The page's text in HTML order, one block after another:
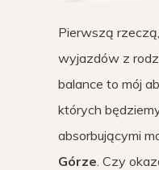
Pierwszą
wyjazdów z
balance to mój
których
absorbującymi
Górze . Czy